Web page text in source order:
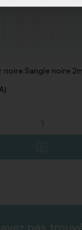
noire Sangle noire 2m